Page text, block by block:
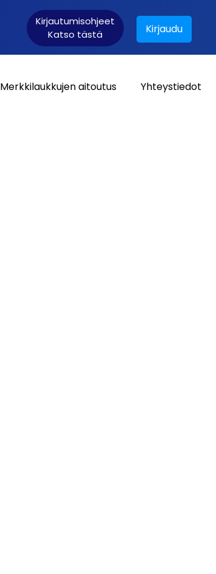
Kirjautumisohjeet
Katso tästä Kirjaudu
Merkkilaukkujen aitoutus Yhteystiedot